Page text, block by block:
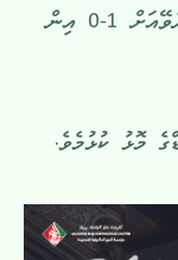
ކުލިބާލީއަށް ހެދުނު ގޯހެއްގެ ފައިދާ ނަގައި ނޯވޭއަށް 1-0 އިން
މޮޅު ކުޅުމެވެ.